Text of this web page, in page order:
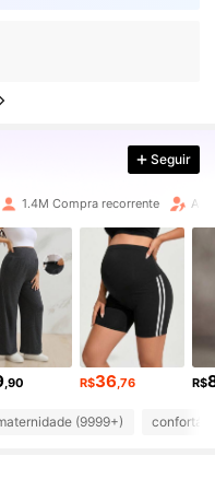
Seguir
1.4M Compra recorrente
,90 R$36,76 R$
(9999+)